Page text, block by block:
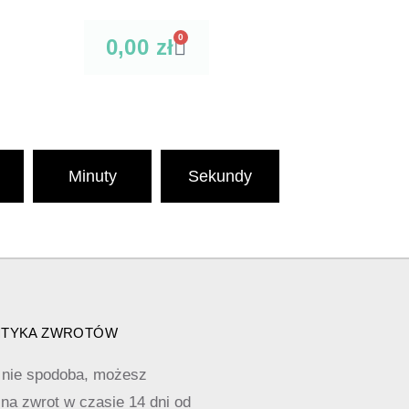
0,00 zł 0
Minuty Sekundy
ZWROTÓW
spodoba, możesz
zwrot w czasie 14 dni od